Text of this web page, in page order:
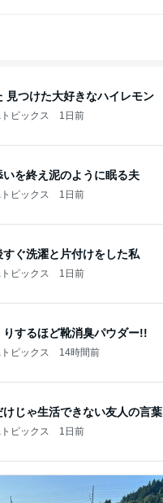
見つけた大好きなハイレモン
ピックス 1日前
いを終え泥のように眠る夫
ピックス 1日前
すぐ洗濯と片付けをした私
ピックス 1日前
りするほど靴消臭パウダー!!
ピックス 14時間前
けじゃ生活できない友人の言葉
ピックス 1日前